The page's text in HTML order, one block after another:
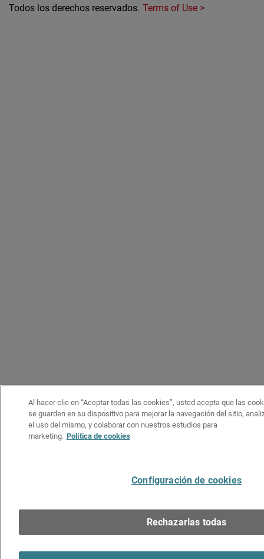
Todos los derechos reservados. Terms of Use >
Al hacer clic en “Aceptar todas las cookies”, usted acepta que las
se guarden en su dispositivo para mejorar la navegación del sitio,
el uso del mismo, y colaborar con nuestros estudios para
marketing. Política de cookies
Configuración de cookies
Rechazarlas todas